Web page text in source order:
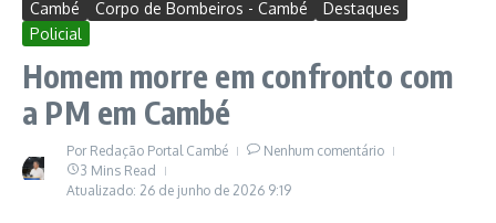
Cambé Corpo de Bombeiros - Cambé
Destaques
Policial
Homem morre em confronto com
a PM em Cambé
Por Redação Portal Cambé
Nenhum comentário
3 Mins Read
Atualizado: 26 de junho de 2026 9:19